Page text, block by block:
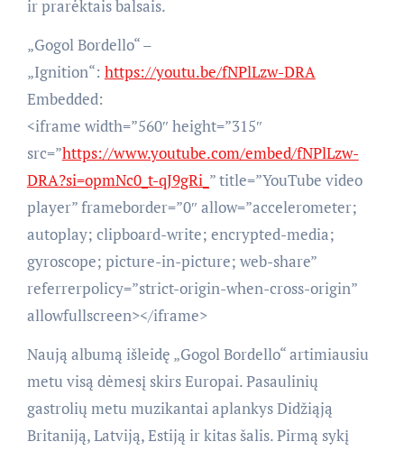
ir prarėktais balsais.
„Gogol Bordello“ –
„Ignition“: https://youtu.be/fNPlLzw-DRA
Embedded:
<iframe width=”560″ height=”315″
src=”https://www.youtube.com/embed/fNPlLzw-
DRA?si=opmNc0_t-qJ9gRi_ ” title=”YouTube video
player” frameborder=”0″ allow=”accelerometer;
autoplay; clipboard-write; encrypted-media;
gyroscope; picture-in-picture; web-share”
referrerpolicy=”strict-origin-when-cross-origin”
allowfullscreen></iframe>
Naują albumą išleidę „Gogol Bordello“ artimiausiu
metu visą dėmesį skirs Europai. Pasaulinių
gastrolių metu muzikantai aplankys Didžiąją
Britaniją, Latviją, Estiją ir kitas šalis. Pirmą sykį